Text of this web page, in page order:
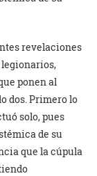
revelaciones
legionarios,
ponen al
dos. Primero lo
solo, pues
de su
que la cúpula